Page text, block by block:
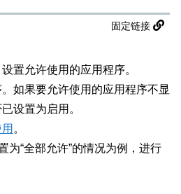
固定链接
置允许使用的应用程序。
如果要允许使用的应用程序不显
设置为启用。
。
为“全部允许”的情况为例，进行